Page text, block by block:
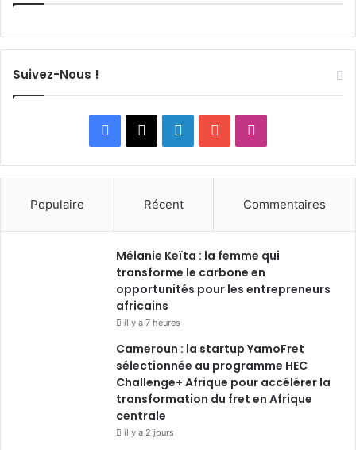
Suivez-Nous !
Facebook
X LinkedinYouTube
Populaire Récent Commentaires
Mélanie Keïta : la femme qui
transforme le carbone en
opportunités pour les entrepreneurs
africains
il y a 7 heures
Cameroun : la startup YamoFret
sélectionnée au programme HEC
Challenge+ Afrique pour accélérer la
transformation du fret en Afrique
centrale
il y a 2 jours